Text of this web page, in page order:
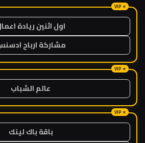
اول اثنين ريادة
مشاركة ارباح
عالم الشباب
باقة باك لينك